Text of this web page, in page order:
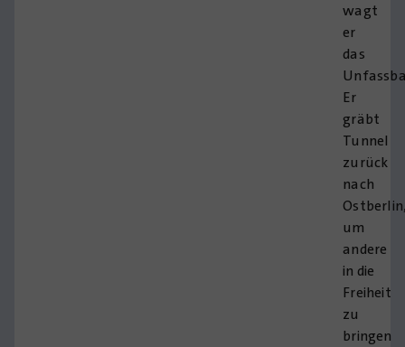
wagt
er
das
Er
gräbt
Tunnel
zurück
nach
um
andere
in die
Freiheit
zu
bringen